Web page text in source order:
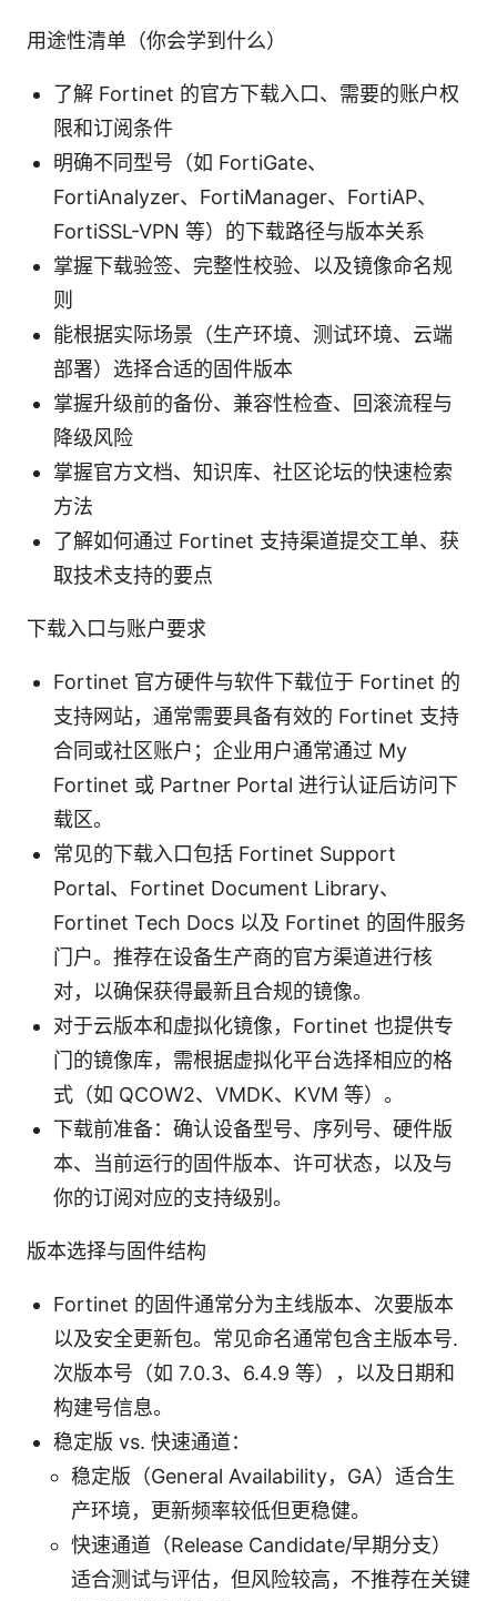
用途性清单（你会学到什么）
了解 Fortinet 的官方下载入口、需要的账户权
限和订阅条件
明确不同型号（如 FortiGate、
FortiAnalyzer、FortiManager、FortiAP、
FortiSSL-VPN 等）的下载路径与版本关系
掌握下载验签、完整性校验、以及镜像命名规
则
能根据实际场景（生产环境、测试环境、云端
部署）选择合适的固件版本
掌握升级前的备份、兼容性检查、回滚流程与
降级风险
掌握官方文档、知识库、社区论坛的快速检索
方法
了解如何通过 Fortinet 支持渠道提交工单、获
取技术支持的要点
下载入口与账户要求
Fortinet 官方硬件与软件下载位于 Fortinet 的
支持网站，通常需要具备有效的 Fortinet 支持
合同或社区账户；企业用户通常通过 My
Fortinet 或 Partner Portal 进行认证后访问下
载区。
常见的下载入口包括 Fortinet Support
Portal、Fortinet Document Library、
Fortinet Tech Docs 以及 Fortinet 的固件服务
门户。推荐在设备生产商的官方渠道进行核
对，以确保获得最新且合规的镜像。
对于云版本和虚拟化镜像，Fortinet 也提供专
门的镜像库，需根据虚拟化平台选择相应的格
式（如 QCOW2、VMDK、KVM 等）。
下载前准备：确认设备型号、序列号、硬件版
本、当前运行的固件版本、许可状态，以及与
你的订阅对应的支持级别。
版本选择与固件结构
Fortinet 的固件通常分为主线版本、次要版本
以及安全更新包。常见命名通常包含主版本号.
次版本号（如 7.0.3、6.4.9 等），以及日期和
构建号信息。
稳定版 vs. 快速通道：
稳定版（General Availability，GA）适合生
产环境，更新频率较低但更稳健。
快速通道（Release Candidate/早期分支）
适合测试与评估，但风险较高，不推荐在关键